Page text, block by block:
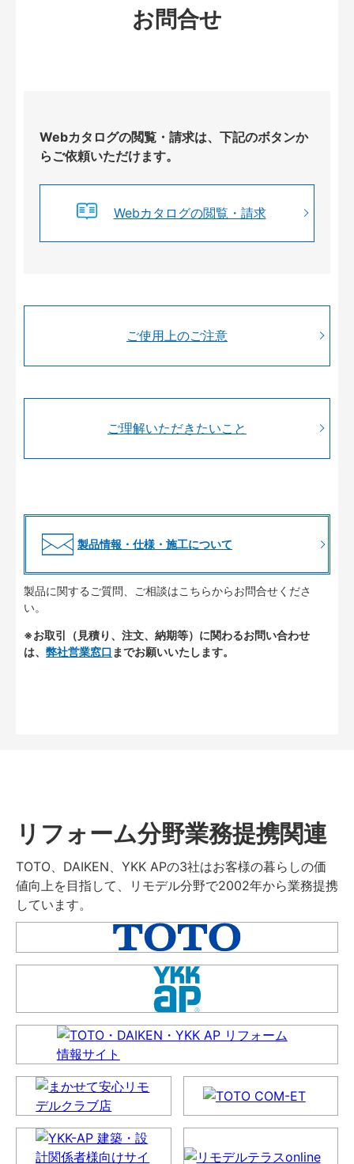
お問合せ
Webカタログの閲覧・請求は、下記のボタンか
らご依頼いただけます。
Webカタログの閲覧・請求
ご使用上のご注意
ご理解いただきたいこと
製品情報・仕様・施工について
製品に関するご質問、ご相談はこちらからお問合せくださ
い。
※お取引（見積り、注文、納期等）に関わるお問い合わせ
は、 弊社営業窓口 までお願いいたします。
リフォーム分野業務提携関連
TOTO、DAIKEN、YKK APの3社はお客様の暮らしの価
値向上を目指して、リモデル分野で2002年から業務提携
しています。